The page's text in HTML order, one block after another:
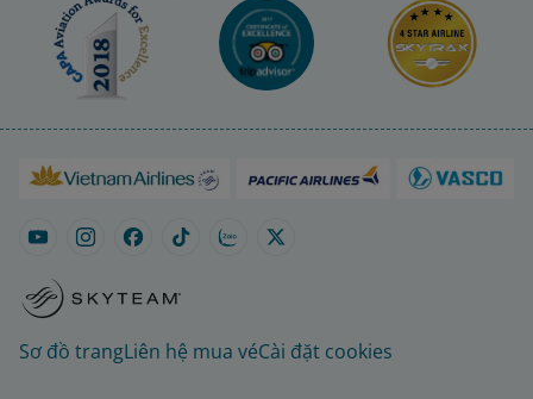
Sơ đồ trangLiên hệ mua véCài đặt cookies